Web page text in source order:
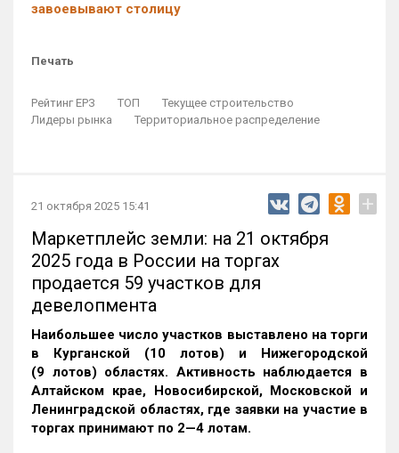
завоевывают столицу
Печать
Рейтинг ЕРЗ ТОП
Текущее строительство
Лидеры рынка
Территориальное распределение
21 октября 2025 15:41 +
Маркетплейс земли: на 21 октября
2025 года в России на торгах
продается 59 участков для
девелопмента
Наибольшее число участков выставлено на торги
в Курганской (10 лотов) и Нижегородской
(9 лотов) областях. Активность наблюдается в
Алтайском крае, Новосибирской, Московской и
Ленинградской областях, где заявки на участие в
торгах принимают по 2—4 лотам.